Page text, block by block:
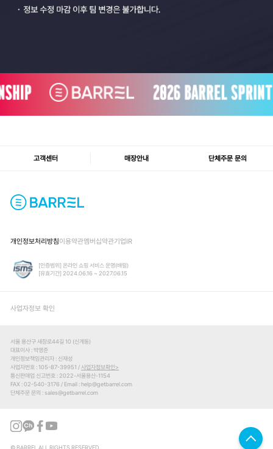
고객센터 매장안내 단체주문 문의
개인정보처리방침이용약관멤버십약관기업IR
[인증범위] 온라인 쇼핑 서비스 운영(배럴)
[유효기간] 2024.06.16 ~ 2027.06.15
사업자정보 확인
서울 용산구 새창로44길 10 (신계동)
대표이사
박영준
개인정보책임관리자
신재성
사업자번호
105-87-39951 /사업자정보확인
통신판매업 신고번호
2022-서울용산-1154
FAX 02-540-3176 Email help@getbarrel.com
단체주문 문의
sales@getbarrel.com